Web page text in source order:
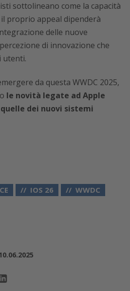
sottolineano come la capacità
proprio appeal dipenderà
delle nuove
di innovazione che
utenti.
da questa WWDC 2025,
le novità legate ad Apple
dei nuovi sistemi
IOS 26 WWDC